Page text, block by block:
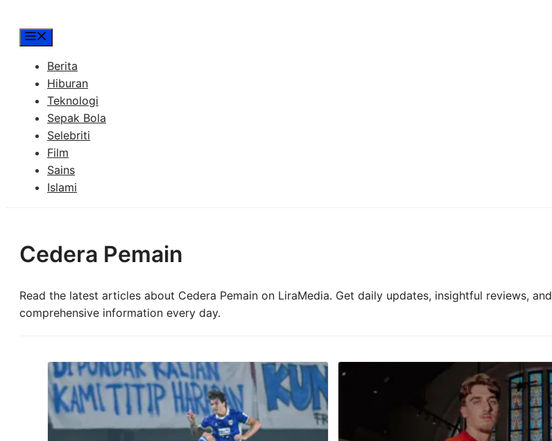
Berita
Hiburan
Teknologi
Sepak Bola
Selebriti
Film
Sains
Islami
Cedera Pemain
Read the latest articles about Cedera Pemain on LiraMedia. Get daily updates, insightful reviews, and
comprehensive information every day.